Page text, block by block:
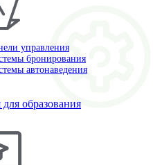
управления
бронирования
автонаведения
образования